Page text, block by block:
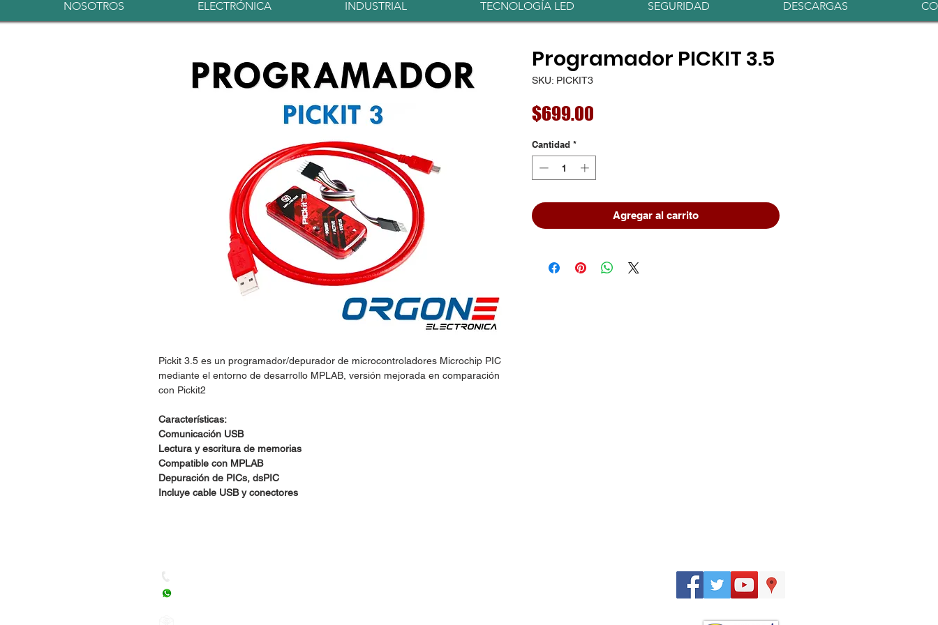
Iniciar sesión
NOSOTROS ELECTRÓNICA INDUSTRIAL TECNOLOGÍA LED SEGURIDAD DESCARGAS
Pickit 3.5 es un programador/depurador de microcontroladores Microchip PIC
mediante el entorno de desarrollo MPLAB, versión mejorada en comparación
con Pickit2
Características:
Comunicación USB
Lectura y escritura de memorias
Compatible con MPLAB
Depuración de PICs, dsPIC
Incluye cable USB y conectores
Programador PICKIT 3.5
SKU: PICKIT3
$699.00
Cantidad *
Agregar al carrito